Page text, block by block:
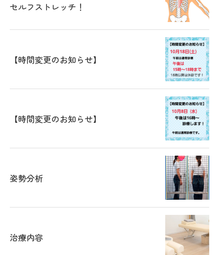
セルフストレッチ！
【時間変更のお知らせ】
【時間変更のお知らせ】
姿勢分析
治療内容